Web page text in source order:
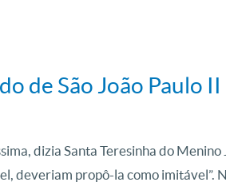
de São João Paulo II
dizia Santa Teresinha do Menino
deveriam propô-la como imitável”.